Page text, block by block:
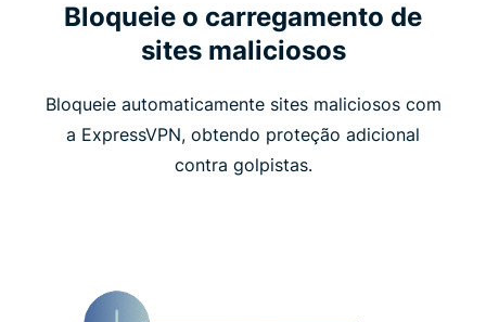
Bloqueie o carregamento de
sites maliciosos
Bloqueie automaticamente sites maliciosos com
a ExpressVPN, obtendo proteção adicional
contra golpistas.